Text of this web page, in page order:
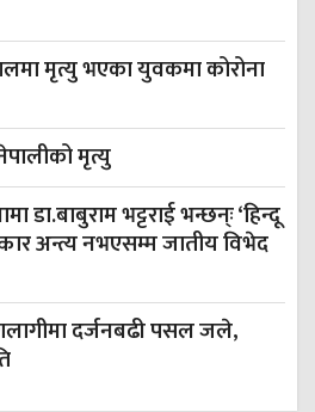
मृत्यु भएका युवकमा कोरोना
मृत्यु
डा.बाबुराम भट्टराई भन्छन्ः ‘हिन्दू
अन्त्य नभएसम्म जातीय विभेद
दर्जनबढी पसल जले,